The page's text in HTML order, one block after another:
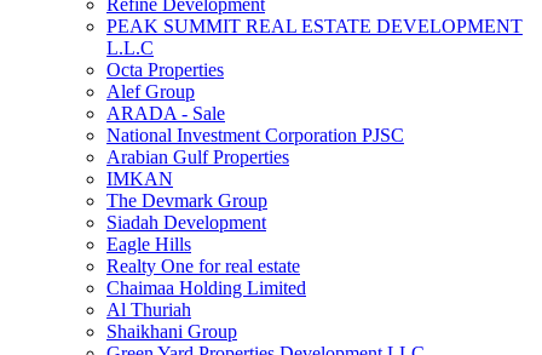
Refine Development
PEAK SUMMIT REAL ESTATE DEVELOPMENT
L.L.C
Octa Properties
Alef Group
ARADA - Sale
National Investment Corporation PJSC
Arabian Gulf Properties
IMKAN
The Devmark Group
Siadah Development
Eagle Hills
Realty One for real estate
Chaimaa Holding Limited
Al Thuriah
Shaikhani Group